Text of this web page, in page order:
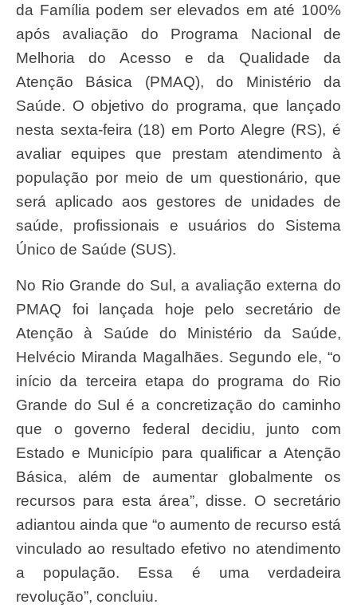
da Família podem ser elevados em até 100%
após avaliação do Programa Nacional de
Melhoria do Acesso e da Qualidade da
Atenção Básica (PMAQ), do Ministério da
Saúde. O objetivo do programa, que lançado
nesta sexta-feira (18) em Porto Alegre (RS), é
avaliar equipes que prestam atendimento à
população por meio de um questionário, que
será aplicado aos gestores de unidades de
saúde, profissionais e usuários do Sistema
Único de Saúde (SUS).
No Rio Grande do Sul, a avaliação externa do
PMAQ foi lançada hoje pelo secretário de
Atenção à Saúde do Ministério da Saúde,
Helvécio Miranda Magalhães. Segundo ele, “o
início da terceira etapa do programa do Rio
Grande do Sul é a concretização do caminho
que o governo federal decidiu, junto com
Estado e Município para qualificar a Atenção
Básica, além de aumentar globalmente os
recursos para esta área”, disse. O secretário
adiantou ainda que “o aumento de recurso está
vinculado ao resultado efetivo no atendimento
a população. Essa é uma verdadeira
revolução”, concluiu.